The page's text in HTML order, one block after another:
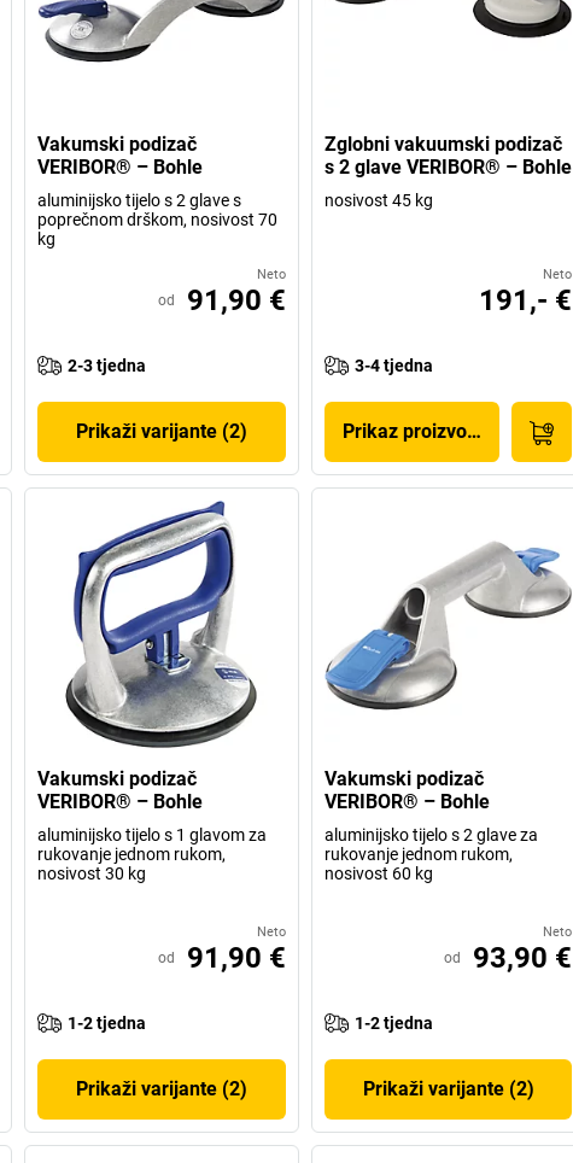
Vakumski podizač
VERIBOR® – Bohle
aluminijsko tijelo s 2 glave s
poprečnom drškom, nosivost 70
kg
Neto
od 91,90 €
2-3 tjedna
Prikaži varijante (2)
Zglobni vakuumski podizač
s 2 glave VERIBOR® – Bohle
nosivost 45 kg
Neto
191,- €
3-4 tjedna
Prikaz proizvoda
Vakumski podizač
VERIBOR® – Bohle
aluminijsko tijelo s 1 glavom za
rukovanje jednom rukom,
nosivost 30 kg
Neto
od 91,90 €
1-2 tjedna
Prikaži varijante (2)
Vakumski podizač
VERIBOR® – Bohle
aluminijsko tijelo s 2 glave za
rukovanje jednom rukom,
nosivost 60 kg
Neto
od 93,90 €
1-2 tjedna
Prikaži varijante (2)